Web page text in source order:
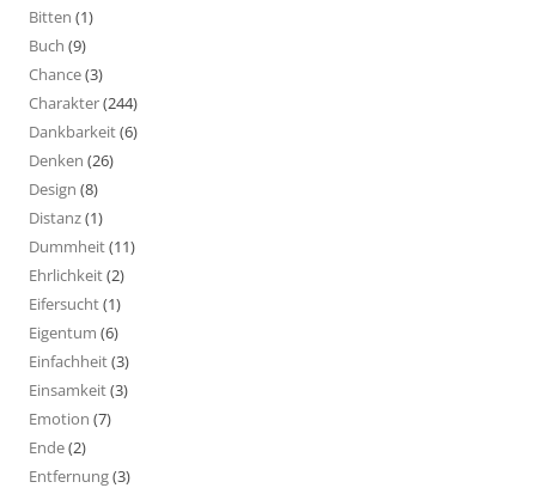
Bitten (1)
Buch (9)
Chance(3)
Charakter(244)
Dankbarkeit(6)
Denken (26)
Design (8)
Distanz(1)
Dummheit(11)
Ehrlichkeit(2)
Eifersucht(1)
Eigentum (6)
Einfachheit(3)
Einsamkeit(3)
Emotion (7)
Ende(2)
Entfernung(3)